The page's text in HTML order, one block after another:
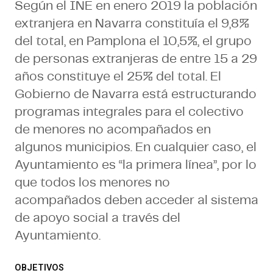
Según el INE en enero 2019 la población
extranjera en Navarra constituía el 9,8%
del total, en Pamplona el 10,5%, el grupo
de personas extranjeras de entre 15 a 29
años constituye el 25% del total. El
Gobierno de Navarra está estructurando
programas integrales para el colectivo
de menores no acompañados en
algunos municipios. En cualquier caso, el
Ayuntamiento es “la primera línea”, por lo
que todos los menores no
acompañados deben acceder al sistema
de apoyo social a través del
Ayuntamiento.
OBJETIVOS